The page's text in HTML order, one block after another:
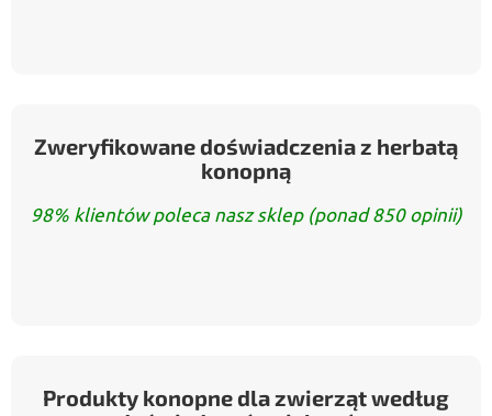
Zweryfikowane doświadczenia z herbatą
konopną
98% klientów poleca nasz sklep (ponad 850 opinii)
Produkty konopne dla zwierząt według